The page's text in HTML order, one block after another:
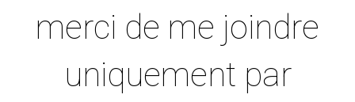
merci de me joindre
uniquement par